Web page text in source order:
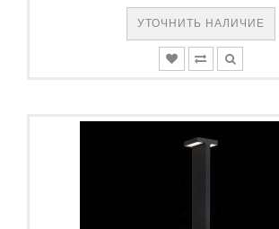
УТОЧНИТЬ НАЛИЧИЕ